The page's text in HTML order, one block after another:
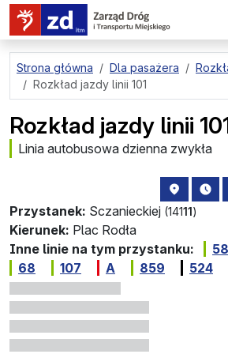
przejdź do treści strony
Strona główna Dla pasażera
Rozkład jazdy linii 101
Rozkład jazdy linii
Linia autobusowa dzienna zwykła
Przystanek: Sczanieckiej (14111)
Kierunek: Plac Rodła
Inne linie na tym przystanku:
58
68
107 A 859 524